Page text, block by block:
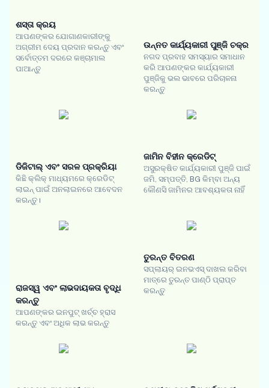
ଶସ୍ତା କ୍ରୟ
ଆପଣଙ୍କର ଯୋଗାଣକାରୀଙ୍କୁ
ଅଗ୍ରୀମ ଦେୟ ପ୍ରଦାନ କରନ୍ତୁ ଏବଂ
ସର୍ବୋତ୍ତମ ଦରରେ କଞ୍ଚାମାଲ
ପାଆନ୍ତୁ
ଉନ୍ନତ କାର୍ଯ୍ୟକାରୀ ପୁଞ୍ଜି ଚକ୍ର
ନଗଦ ପ୍ରବାହ ସମସ୍ୟାର ସମାଧାନ
କରି ଆପଣଙ୍କର କାର୍ଯ୍ୟକାରୀ
ପୁଞ୍ଜିକୁ ଭଲ ଭାବରେ ପରିଚାଳନା
କରନ୍ତୁ
ଡିଜିଟାଲ୍ ଏବଂ ସରଳ ପ୍ରକ୍ରିୟା
କିଛି କ୍ଲିକ୍ ମାଧ୍ୟମରେ କ୍ରେଡିଟ୍
ଲାଇନ୍ ପାଇଁ ଅନଲାଇନରେ ଆବେଦନ
କରନ୍ତୁ।
ଜାମିନ ବିହୀନ କ୍ରେଡିଟ୍
ଅସୁରକ୍ଷିତ କାର୍ଯ୍ୟକାରୀ ପୁଞ୍ଜି ପାଇଁ
ଜମି, ସମ୍ପତ୍ତି, BG କିମ୍ବା ଅନ୍ୟ
କୌଣସି ଜାମିନର ଆବଶ୍ୟକତା ନାହିଁ
ରାଜସ୍ୱ ଏବଂ ଲାଭଦାୟକତା ବୃଦ୍ଧି
କରନ୍ତୁ
ଆପଣଙ୍କର ଇନପୁଟ୍ ଖର୍ଚ୍ଚ ହ୍ରାସ
କରନ୍ତୁ ଏବଂ ଅଧିକ ଲାଭ କରନ୍ତୁ
ତୁରନ୍ତ ବିତରଣ
ସପ୍ଲାୟର୍ ଇନଭଏସ୍ ଦାଖଲ କରିବା
ମାତ୍ରେ ତୁରନ୍ତ ପାଣ୍ଠି ପ୍ରାପ୍ତ
କରନ୍ତୁ